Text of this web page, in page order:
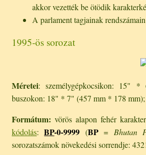
akkor vezették be ötödik
A parlament tagjainak
1995-ös sorozat
Méretei: személygépkocsikon: 15"
buszokon: 18" * 7" (457 mm * 178
Formátum: vörös alapon fehér
kódolás:BP-0-9999 (BP= Bhutan
sorozatszámok növekedési sorrendje: